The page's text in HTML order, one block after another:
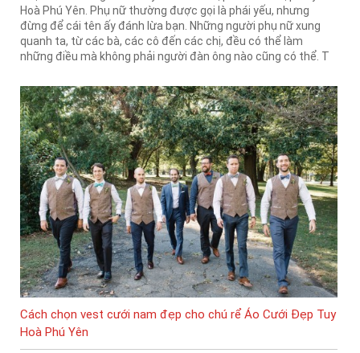
Hoà Phú Yên. Phụ nữ thường được gọi là phái yếu, nhưng
đừng để cái tên ấy đánh lừa bạn. Những người phụ nữ xung
quanh ta, từ các bà, các cô đến các chị, đều có thể làm
những điều mà không phải người đàn ông nào cũng có thể. T
Cách chọn vest cưới nam đẹp cho chú rể Áo Cưới Đẹp Tuy
Hoà Phú Yên